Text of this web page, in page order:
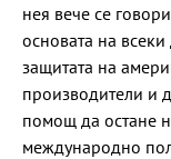
нея вече се
основата на
защитата на
производители и
помощ да остане
международно